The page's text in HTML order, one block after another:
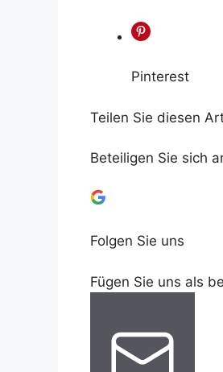
Pinterest
Teilen Sie diesen
Beteiligen Sie sich
Folgen Sie uns
Fügen Sie uns als